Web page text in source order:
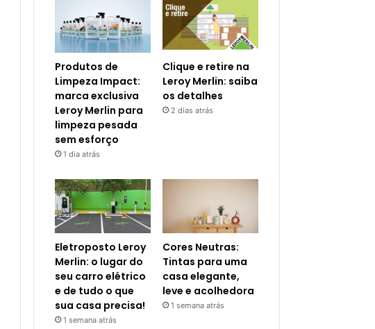
Produtos de
Limpeza Impact:
marca exclusiva
Leroy Merlin para
limpeza pesada
sem esforço
1 dia atrás
Clique e retire na
Leroy Merlin: saiba
os detalhes
2 dias atrás
Eletroposto Leroy
Merlin: o lugar do
seu carro elétrico
e de tudo o que
sua casa precisa!
1 semana atrás
Cores Neutras:
Tintas para uma
casa elegante,
leve e acolhedora
1 semana atrás